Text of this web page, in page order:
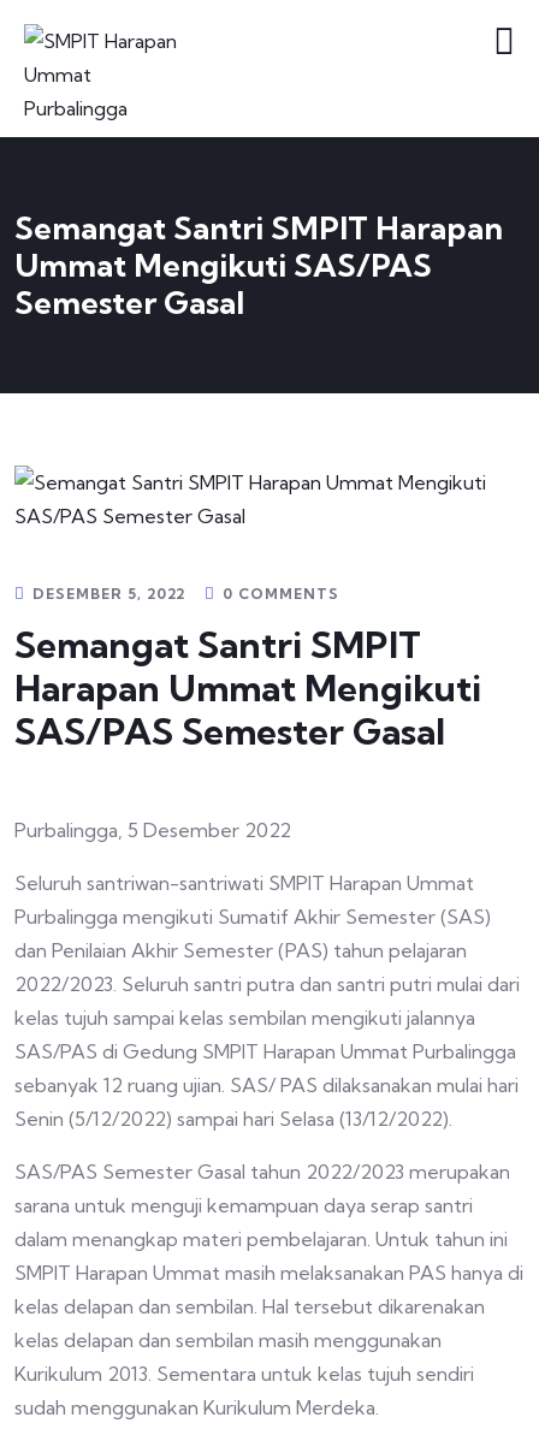
Semangat Santri SMPIT Harapan
Ummat Mengikuti SAS/PAS
Semester Gasal
DESEMBER 5, 2022 0 COMMENTS
Semangat Santri SMPIT
Harapan Ummat Mengikuti
SAS/PAS Semester Gasal
Purbalingga, 5 Desember 2022
Seluruh santriwan-santriwati SMPIT Harapan Ummat
Purbalingga mengikuti Sumatif Akhir Semester (SAS)
dan Penilaian Akhir Semester (PAS) tahun pelajaran
2022/2023. Seluruh santri putra dan santri putri mulai dari
kelas tujuh sampai kelas sembilan mengikuti jalannya
SAS/PAS di Gedung SMPIT Harapan Ummat Purbalingga
sebanyak 12 ruang ujian. SAS/ PAS dilaksanakan mulai hari
Senin (5/12/2022) sampai hari Selasa (13/12/2022).
SAS/PAS Semester Gasal tahun 2022/2023 merupakan
sarana untuk menguji kemampuan daya serap santri
dalam menangkap materi pembelajaran. Untuk tahun ini
SMPIT Harapan Ummat masih melaksanakan PAS hanya di
kelas delapan dan sembilan. Hal tersebut dikarenakan
kelas delapan dan sembilan masih menggunakan
Kurikulum 2013. Sementara untuk kelas tujuh sendiri
sudah menggunakan Kurikulum Merdeka.